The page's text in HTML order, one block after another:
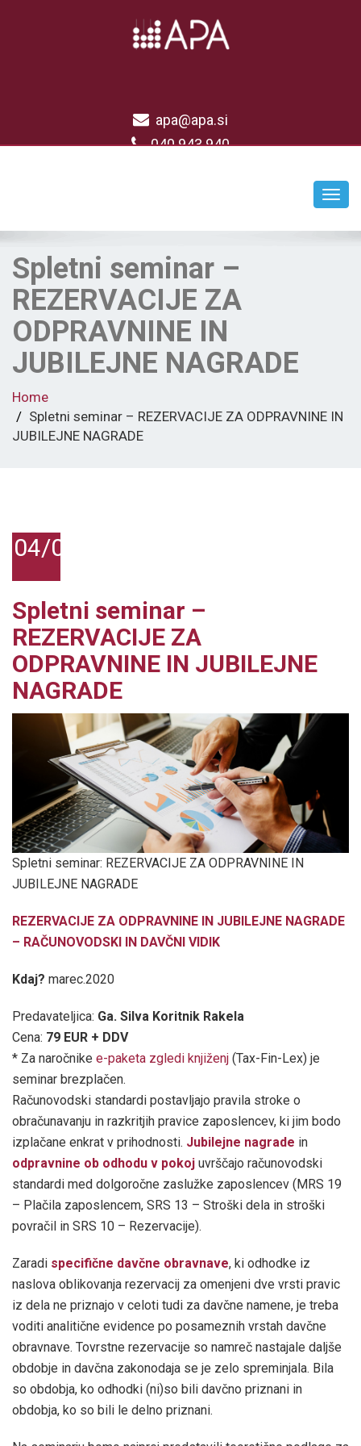
apa@apa.si
040 943 940
Spletni seminar –
REZERVACIJE ZA
ODPRAVNINE IN
JUBILEJNE NAGRADE
Home
Spletni seminar – REZERVACIJE ZA ODPRAVNINE IN
JUBILEJNE NAGRADE
04/03/2020
Spletni seminar –
REZERVACIJE ZA
ODPRAVNINE IN JUBILEJNE
NAGRADE
Spletni seminar: REZERVACIJE ZA ODPRAVNINE IN
JUBILEJNE NAGRADE
REZERVACIJE ZA ODPRAVNINE IN JUBILEJNE NAGRADE
– RAČUNOVODSKI IN DAVČNI VIDIK
Kdaj? marec.2020
Predavateljica: Ga. Silva Koritnik Rakela
Cena: 79 EUR + DDV
* Za naročnike e-paketa zgledi knjiženj (Tax-Fin-Lex) je
seminar brezplačen.
Računovodski standardi postavljajo pravila stroke o
obračunavanju in razkritjih pravice zaposlencev, ki jim bodo
izplačane enkrat v prihodnosti. Jubilejne nagrade in
odpravnine ob odhodu v pokoj uvrščajo računovodski
standardi med dolgoročne zaslužke zaposlencev (MRS 19
– Plačila zaposlencem, SRS 13 – Stroški dela in stroški
povračil in SRS 10 – Rezervacije).
Zaradi specifične davčne obravnave, ki odhodke iz
naslova oblikovanja rezervacij za omenjeni dve vrsti pravic
iz dela ne priznajo v celoti tudi za davčne namene, je treba
voditi analitične evidence po posameznih vrstah davčne
obravnave. Tovrstne rezervacije so namreč nastajale daljše
obdobje in davčna zakonodaja se je zelo spreminjala. Bila
so obdobja, ko odhodki (ni)so bili davčno priznani in
obdobja, ko so bili le delno priznani.